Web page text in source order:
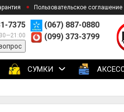
Пользовательское соглашение
7375
(067) 887-0880
(099) 373-3799
СУМКИ